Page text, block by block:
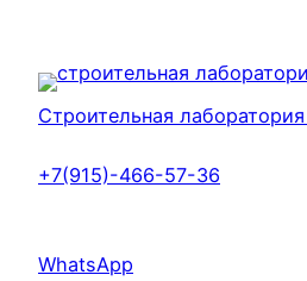
содержимому
Строительная
+7(915)-466-57-36
WhatsApp